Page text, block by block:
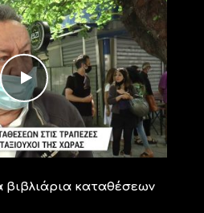
βιβλιάρια καταθέσεων